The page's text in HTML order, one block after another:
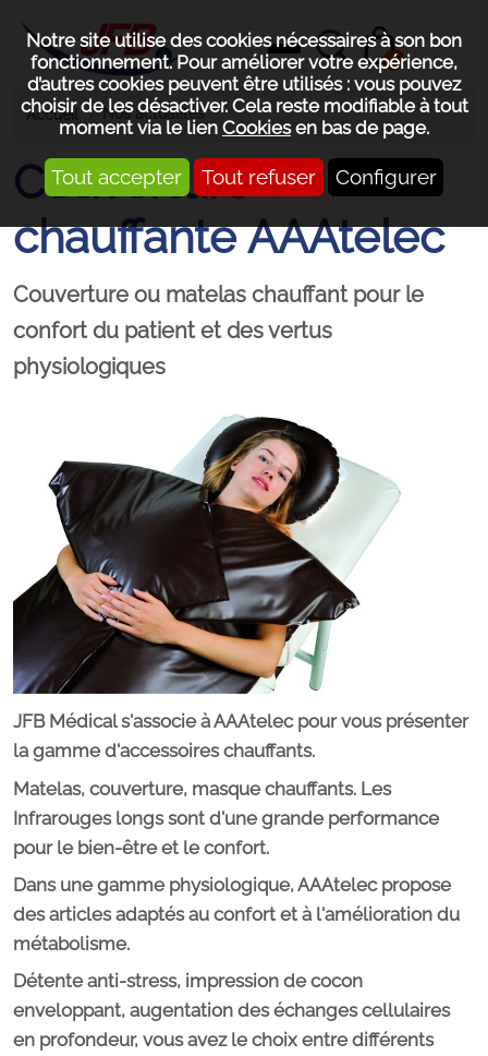
Notre site utilise des cookies nécessaires à son bon
fonctionnement. Pour améliorer votre expérience,
d’autres cookies peuvent être utilisés : vous pouvez
choisir de les désactiver. Cela reste modifiable à tout
moment via le lien Cookiesen bas de page.
Tout accepter Tout refuser Configurer
0
Accueil Nos actualités
Couverture
chauffante AAAtelec
Couverture ou matelas chauffant pour le
confort du patient et des vertus
physiologiques
JFB Médical s'associe à AAAtelec pour vous présenter
la gamme d'accessoires chauffants.
Matelas, couverture, masque chauffants. Les
Infrarouges longs sont d'une grande performance
pour le bien-être et le confort.
Dans une gamme physiologique, AAAtelec propose
des articles adaptés au confort et à l'amélioration du
métabolisme.
Détente anti-stress, impression de cocon
enveloppant, augentation des échanges cellulaires
en profondeur, vous avez le choix entre différents